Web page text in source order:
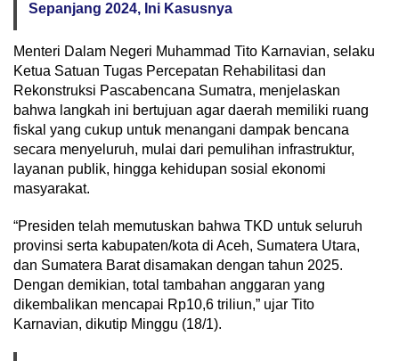
Sepanjang 2024, Ini Kasusnya
Menteri Dalam Negeri Muhammad Tito Karnavian, selaku
Ketua Satuan Tugas Percepatan Rehabilitasi dan
Rekonstruksi Pascabencana Sumatra, menjelaskan
bahwa langkah ini bertujuan agar daerah memiliki ruang
fiskal yang cukup untuk menangani dampak bencana
secara menyeluruh, mulai dari pemulihan infrastruktur,
layanan publik, hingga kehidupan sosial ekonomi
masyarakat.
“Presiden telah memutuskan bahwa TKD untuk seluruh
provinsi serta kabupaten/kota di Aceh, Sumatera Utara,
dan Sumatera Barat disamakan dengan tahun 2025.
Dengan demikian, total tambahan anggaran yang
dikembalikan mencapai Rp10,6 triliun,” ujar Tito
Karnavian, dikutip Minggu (18/1).